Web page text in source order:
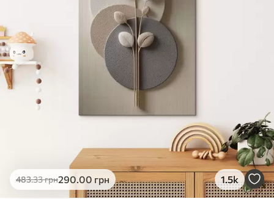
483.33грн290.00 грн 1.5k